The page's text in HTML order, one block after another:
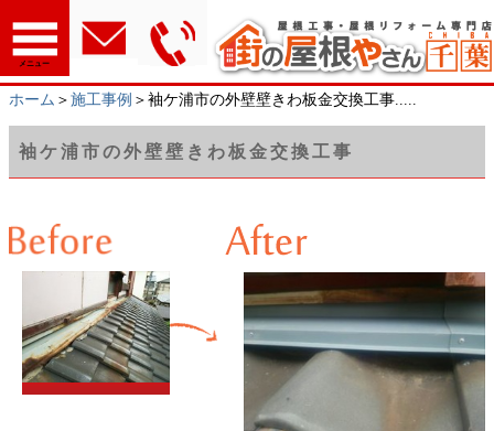
メニュー
ホーム ＞ 施工事例 ＞袖ケ浦市の外壁壁きわ板金交換工事.....
袖ケ浦市の外壁壁きわ板金交換工事